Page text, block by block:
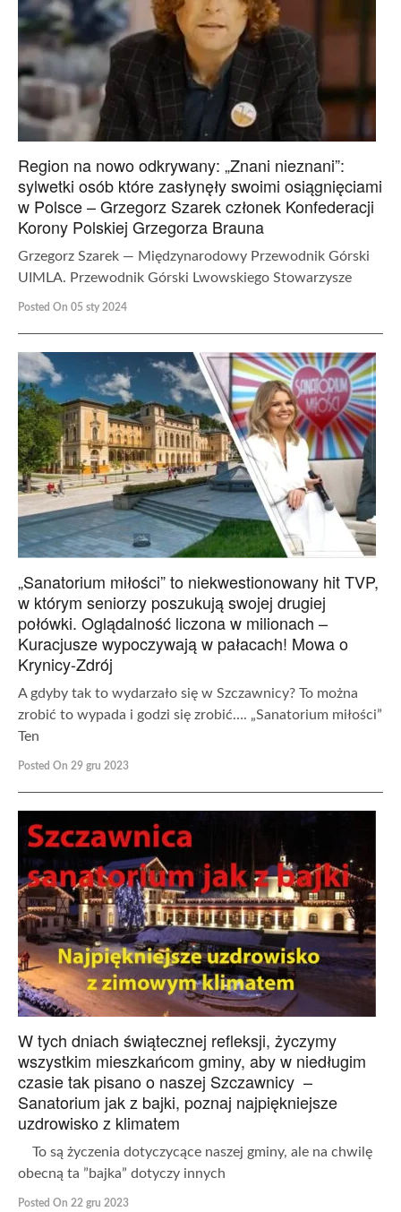
Region na nowo odkrywany: „Znani nieznani”:
sylwetki osób które zasłynęły swoimi osiągnięciami
w Polsce – Grzegorz Szarek członek Konfederacji
Korony Polskiej Grzegorza Brauna
Grzegorz Szarek — Międzynarodowy Przewodnik Górski
UIMLA. Przewodnik Górski Lwowskiego Stowarzysze
Posted On 05 sty 2024
„Sanatorium miłości” to niekwestionowany hit TVP,
w którym seniorzy poszukują swojej drugiej
połówki. Oglądalność liczona w milionach –
Kuracjusze wypoczywają w pałacach! Mowa o
Krynicy-Zdrój
A gdyby tak to wydarzało się w Szczawnicy? To można
zrobić to wypada i godzi się zrobić…. „Sanatorium miłości”
Ten
Posted On 29 gru 2023
W tych dniach świątecznej refleksji, życzymy
wszystkim mieszkańcom gminy, aby w niedługim
czasie tak pisano o naszej Szczawnicy –
Sanatorium jak z bajki, poznaj najpiękniejsze
uzdrowisko z klimatem
To są życzenia dotyczycące naszej gminy, ale na chwilę
obecną ta ”bajka” dotyczy innych
Posted On 22 gru 2023